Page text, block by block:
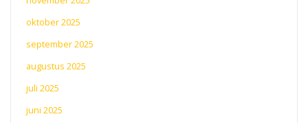
oktober 2025
september 2025
augustus 2025
juli 2025
juni 2025